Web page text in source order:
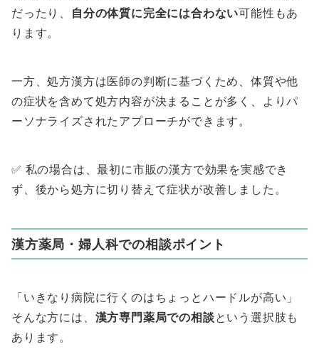
だったり、
自分の体質に完全には合わない可能性もあ
ります。
一方、処方漢方は医師の判断に基づくため、体質や他
の症状を含めて処方内容が決まることが多く、よりパ
ーソナライズされたアプローチができます。
✅ 私の場合は、最初に市販の漢方で効果を実感でき
ず、後から処方に切り替えて症状が改善しました。
漢方薬局・婦人科での相談ポイント
「いきなり病院に行くのはちょっとハードルが高い」
そんな方には、 漢方専門薬局での相談という選択肢も
あります。